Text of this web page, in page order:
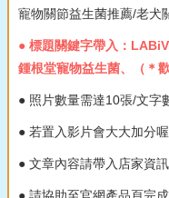
寵物關節益生菌推薦/老犬
● 標題關鍵字帶入：
鍾根堂寵物益生菌、（＊
● 照片數量需達10張/文字
● 若置入影片會大大加分喔
● 文章內容請帶入店家資